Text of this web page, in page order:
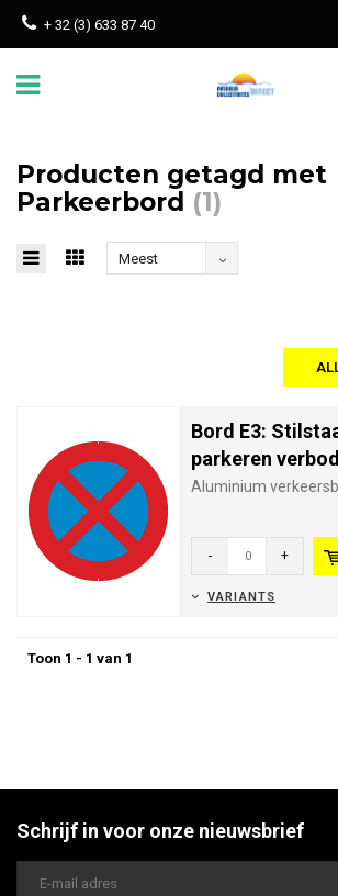
+ 32 (3) 633 87 40
Producten getagd met
Parkeerbord (1)
Meest
Bord E3:
parkeren
Aluminium
- +
VARIANTS
Toon 1 - 1 van 1
Schrijf in voor onze nieuwsbrief